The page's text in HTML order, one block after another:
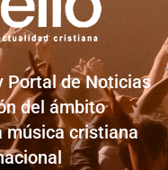
Portal de Noticias
del ámbito
música cristiana